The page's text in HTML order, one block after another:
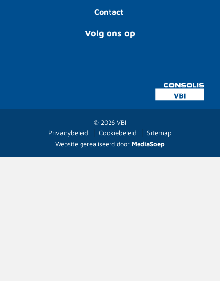
Contact
Volg ons op
© 2026 VBI
Privacybeleid Cookiebeleid Sitemap
Website gerealiseerd door MediaSoep